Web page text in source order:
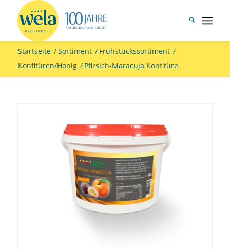
Startseite /Sortiment / Frühstückssortiment /
Konfitüren/Honig / Pfirsich-Maracuja Konfitüre